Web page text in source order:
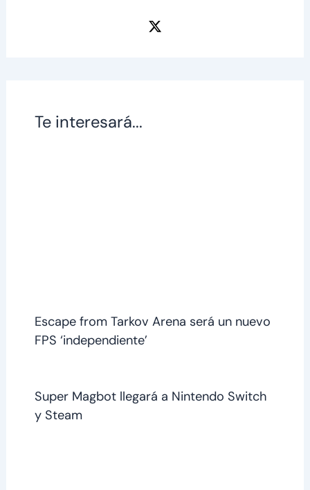
Te interesará...
Escape from Tarkov Arena será un nuevo
FPS ‘independiente’
Super Magbot llegará a Nintendo Switch
y Steam